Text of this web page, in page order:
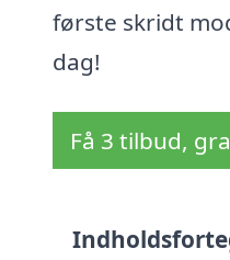
første skridt
dag!
Få 3 tilbud,